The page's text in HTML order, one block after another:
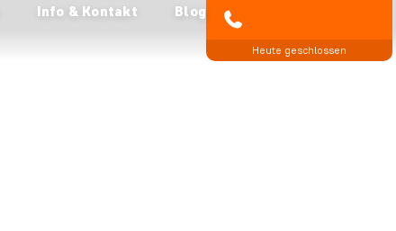
Info & Kontakt Blog
Heute geschlossen